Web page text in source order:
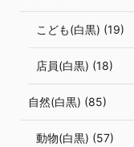
こども(白黒) (19)
店員(白黒) (18)
自然(白黒) (85)
動物(白黒) (57)